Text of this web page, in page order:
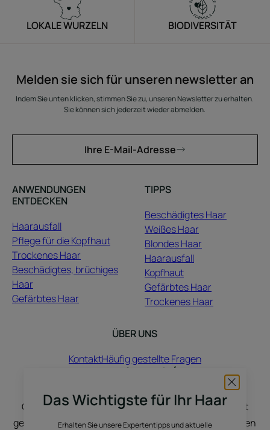
Das Wichtigste für Ihr Haar
Erhalten Sie unsere Expertentipps und aktuelle
LOKALE WURZELN BIODIVERSITÄT
Melden sie sich für unseren newsletter an
Indem Sie unten klicken, stimmen Sie zu, unseren Newsletter zu erhalten.
Sie können sich jederzeit wieder abmelden.
Ihre E-Mail-Adresse
ANWENDUNGEN
ENTDECKEN
Haarausfall
Pflege für die Kopfhaut
Trockenes Haar
Beschädigtes, brüchiges
Haar
Gefärbtes Haar
TIPPS
Beschädigtes Haar
Weißes Haar
Blondes Haar
Haarausfall
Kopfhaut
Gefärbtes Haar
Trockenes Haar
ÜBER UNS
KontaktHäufig gestellte Fragen
Hier hören wir Ihnen zu: Sie erzählen uns Ihre
Geschichte, und wir inspirieren Sie. Ihr Haar wächst
genauso wie Ihre Geschichten, Wünsche, Stimmungen